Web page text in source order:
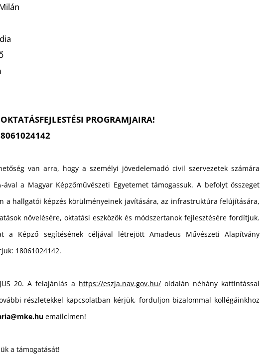
PROGRAMJAIRA!
van arra, hogy a személyi jövedelemadó civil szervezetek számára
ával a Magyar Képzőművészeti Egyetemet támogassuk. A befolyt összeget
a hallgatói képzés körülményeinek javítására, az infrastruktúra felújítására,
növelésére, oktatási eszközök és módszertanok fejlesztésére fordítjuk.
a Képző segítésének céljával létrejött Amadeus Művészeti Alapítvány
18061024142.
20. A felajánlás a https://eszja.nav.gov.hu/ oldalán néhány kattintással
részletekkel kapcsolatban kérjük, forduljon bizalommal kollégáinkhoz
emailcímen!
a támogatását!